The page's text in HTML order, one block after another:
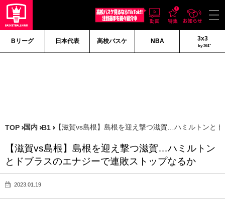
Bリーグ 日本代表 高校バスケ NBA 3x3
by 361°
TOP 国内 B1 【滋賀vs島根】島根を迎え撃つ滋賀…ハミルトンと
【滋賀vs島根】島根を迎え撃つ滋賀…ハミルトン
とドブラスのエナジーで連敗ストップなるか
2023.01.19